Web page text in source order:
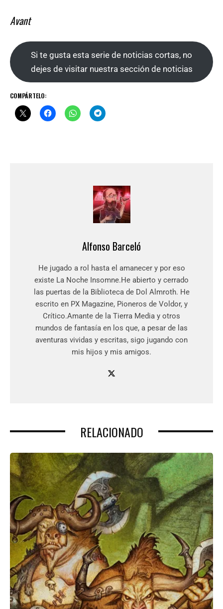
Avant
Si te gusta esta serie de noticias cortas, no
dejes de visitar nuestra sección de noticias
COMPÁRTELO:
Alfonso Barceló
He jugado a rol hasta el amanecer y por eso
existe La Noche Insomne.He abierto y cerrado
las puertas de la Biblioteca de Dol Almroth. He
escrito en PX Magazine, Pioneros de Voldor, y
Crítico.Amante de la Tierra Media y otros
mundos de fantasía en los que, a pesar de las
aventuras vividas y escritas, sigo jugando con
mis hijos y mis amigos.
RELACIONADO